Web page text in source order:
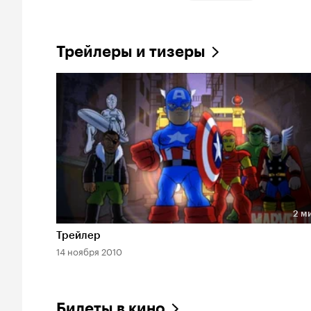
Трейлеры и тизеры
Длительность 2 мин
2
Трейлер
14 ноября 2010